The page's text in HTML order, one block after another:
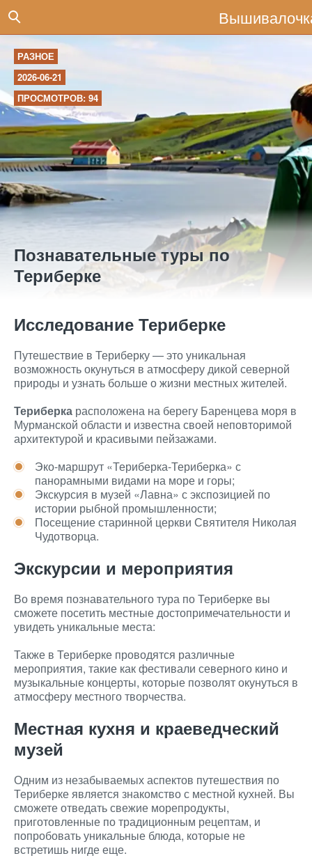
РАЗНОЕ
2026-06-21
ПРОСМОТРОВ: 94
Познавательные туры по
Териберке
Исследование Териберке
Путешествие в Териберку — это уникальная
возможность окунуться в атмосферу дикой северной
природы и узнать больше о жизни местных жителей.
Териберка расположена на берегу Баренцева моря в
Мурманской области и известна своей неповторимой
архитектурой и красивыми пейзажами.
Эко-маршрут «Териберка-Териберка» с
панорамными видами на море и горы;
Экскурсия в музей «Лавна» с экспозицией по
истории рыбной промышленности;
Посещение старинной церкви Святителя Николая
Чудотворца.
Экскурсии и мероприятия
Во время познавательного тура по Териберке вы
сможете посетить местные достопримечательности и
увидеть уникальные места:
Также в Териберке проводятся различные
мероприятия, такие как фестивали северного кино и
музыкальные концерты, которые позволят окунуться в
атмосферу местного творчества.
Местная кухня и краеведческий
музей
Одним из незабываемых аспектов путешествия по
Териберке является знакомство с местной кухней. Вы
сможете отведать свежие морепродукты,
приготовленные по традиционным рецептам, и
попробовать уникальные блюда, которые не
встретишь нигде еще.